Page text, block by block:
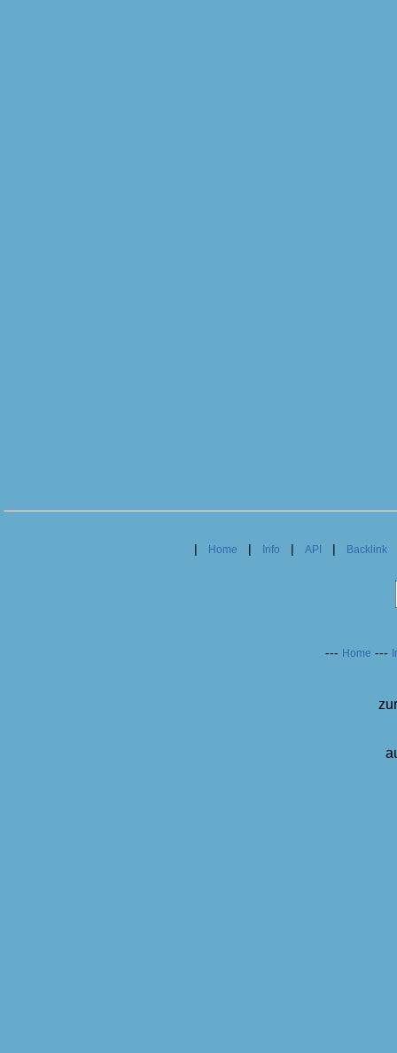
| Home | Info | API | Backlink
--- Home ---